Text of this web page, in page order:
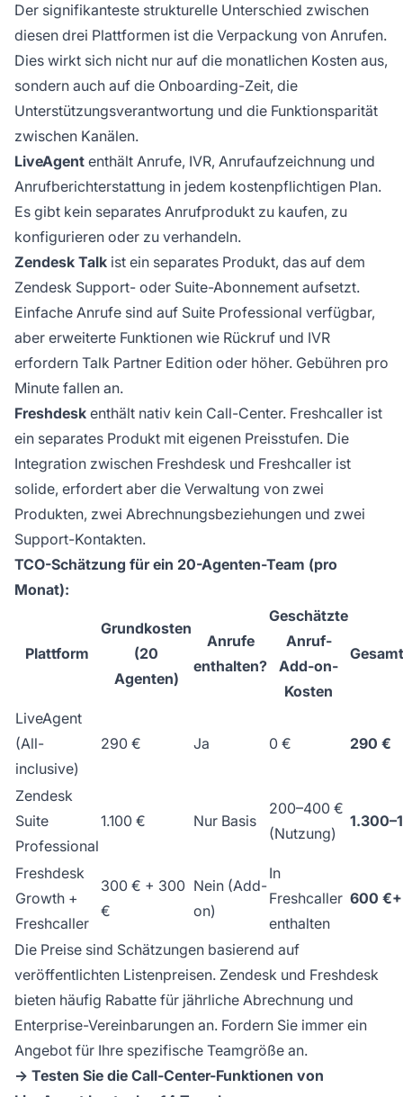
Der signifikanteste strukturelle Unterschied zwischen
diesen drei Plattformen ist die Verpackung von Anrufen.
Dies wirkt sich nicht nur auf die monatlichen Kosten aus,
sondern auch auf die Onboarding-Zeit, die
Unterstützungsverantwortung und die Funktionsparität
zwischen Kanälen.
LiveAgent enthält Anrufe, IVR, Anrufaufzeichnung und
Anrufberichterstattung in jedem kostenpflichtigen Plan.
Es gibt kein separates Anrufprodukt zu kaufen, zu
konfigurieren oder zu verhandeln.
Zendesk Talk ist ein separates Produkt, das auf dem
Zendesk Support- oder Suite-Abonnement aufsetzt.
Einfache Anrufe sind auf Suite Professional verfügbar,
aber erweiterte Funktionen wie Rückruf und IVR
erfordern Talk Partner Edition oder höher. Gebühren pro
Minute fallen an.
Freshdesk enthält nativ kein Call-Center. Freshcaller ist
ein separates Produkt mit eigenen Preisstufen. Die
Integration zwischen Freshdesk und Freshcaller ist
solide, erfordert aber die Verwaltung von zwei
Produkten, zwei Abrechnungsbeziehungen und zwei
Support-Kontakten.
TCO-Schätzung für ein 20-Agenten-Team (pro
Monat):
Plattform
Grundkosten
(20
Agenten)
Anrufe
enthalten?
Geschätzte
Anruf-
Add-on-
Kosten
LiveAgent
(All-
inclusive)
290 € Ja 0 € 290 €
Zendesk
Suite
Professional
1.100 € Nur Basis
200–400 €
(Nutzung)
Freshdesk
Growth +
Freshcaller
300 € + 300
€
Nein (Add-
on)
In
Freshcaller
enthalten
600 €+
Die Preise sind Schätzungen basierend auf
veröffentlichten Listenpreisen. Zendesk und Freshdesk
bieten häufig Rabatte für jährliche Abrechnung und
Enterprise-Vereinbarungen an. Fordern Sie immer ein
Angebot für Ihre spezifische Teamgröße an.
→ Testen Sie die Call-Center-Funktionen von